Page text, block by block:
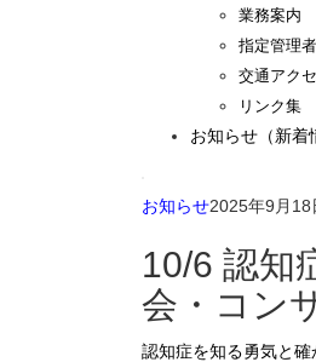
業務案内
指定管理
交通アク
リンク集
お知らせ（新着
お知らせ2025年9月18
10/6 認知
会・コン
認知症を知る勇気と